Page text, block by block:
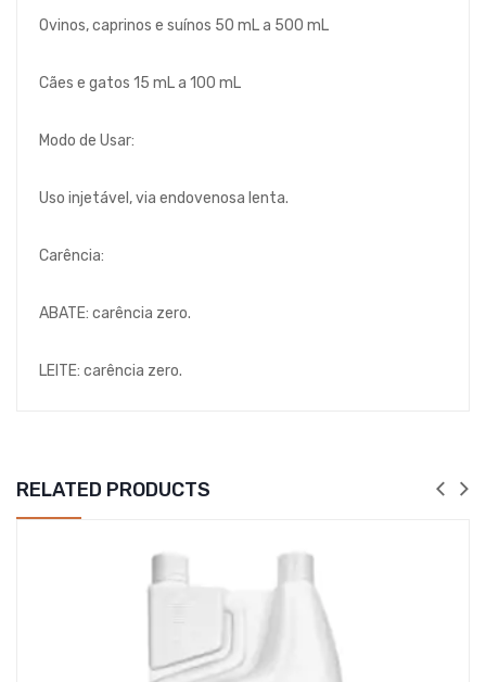
Ovinos, caprinos e suínos 50 mL a 500 mL
Cães e gatos 15 mL a 100 mL
Modo de Usar:
Uso injetável, via endovenosa lenta.
Carência:
ABATE: carência zero.
LEITE: carência zero.
RELATED PRODUCTS